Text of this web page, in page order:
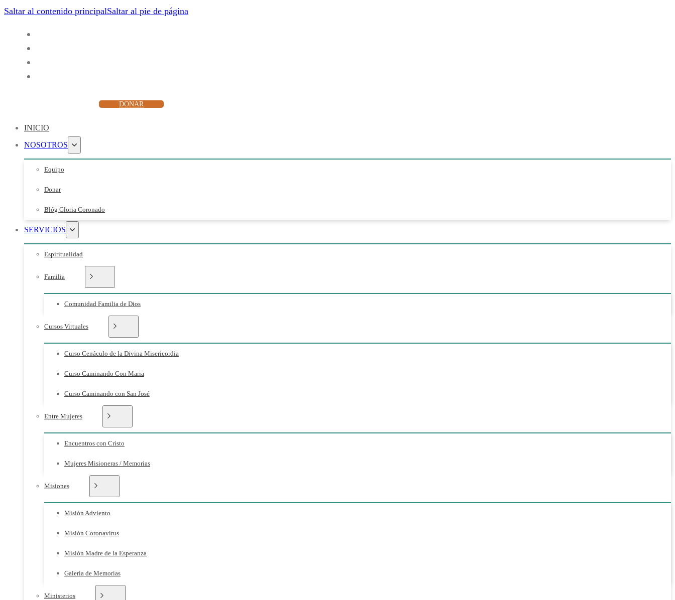
Saltar al contenido principalSaltar al pie de página
DONAR
INICIO
NOSOTROS
Equipo
Donar
Blóg Gloria Coronado
SERVICIOS
Espiritualidad
Familia
Comunidad Familia de Dios
Cursos Virtuales
Curso Cenáculo de la Divina Misericordia
Curso Caminando Con Maria
Curso Caminando con San José
Entre Mujeres
Encuentros con Cristo
Mujeres Misioneras / Memorias
Misiones
Misión Adviento
Misión Coronavirus
Misión Madre de la Esperanza
Galeria de Memorias
Ministerios